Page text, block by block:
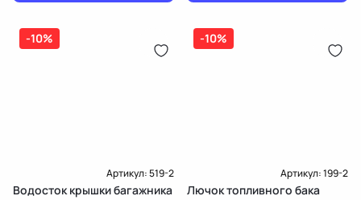
-10%
Артикул:519-2
Водосток крышки багажника
-10%
Артикул:199-2
Лючок топливного бака